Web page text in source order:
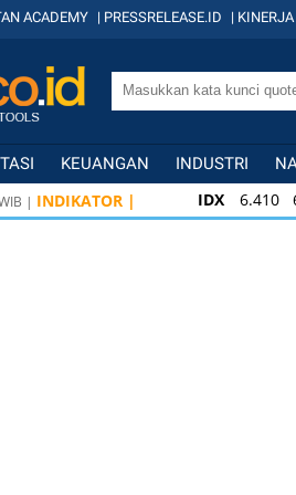
ACADEMY | PRESSRELEASE.ID |
KEUANGAN INDUSTRI
| INDIKATOR | IDX 6.410
KOMPAS100